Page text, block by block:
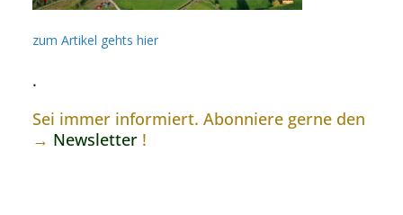
zum Artikel gehts hier
.
Sei immer informiert. Abonniere gerne den
→ Newsletter !